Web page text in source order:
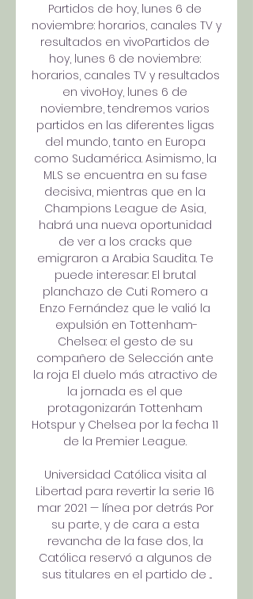
Partidos de hoy, lunes 6 de
noviembre: horarios, canales TV y
resultados en vivoPartidos de
hoy, lunes 6 de noviembre:
horarios, canales TV y resultados
en vivoHoy, lunes 6 de
noviembre, tendremos varios
partidos en las diferentes ligas
del mundo, tanto en Europa
como Sudamérica. Asimismo, la
MLS se encuentra en su fase
decisiva, mientras que en la
Champions League de Asia,
habrá una nueva oportunidad
de ver a los cracks que
emigraron a Arabia Saudita. Te
puede interesar: El brutal
planchazo de Cuti Romero a
Enzo Fernández que le valió la
expulsión en Tottenham-
Chelsea: el gesto de su
compañero de Selección ante
la roja El duelo más atractivo de
la jornada es el que
protagonizarán Tottenham
Hotspur y Chelsea por la fecha 11
de la Premier League.
Universidad Católica visita al
Libertad para revertir la serie 16
mar 2021 — línea por detrás Por
su parte, y de cara a esta
revancha de la fase dos, la
Católica reservó a algunos de
sus titulares en el partido de ...